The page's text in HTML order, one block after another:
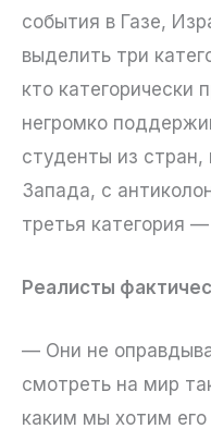
события в Газе,
выделить три
кто категорически
негромко
студенты из
Запада, с
третья категория
Реалисты
— Они не
смотреть на мир
каким мы хотим